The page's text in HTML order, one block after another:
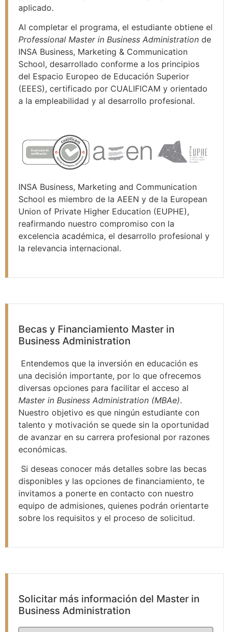
aplicado.
Al completar el programa, el estudiante obtiene el
Professional Master in Business Administration de
INSA Business, Marketing & Communication
School, desarrollado conforme a los principios
del Espacio Europeo de Educación Superior
(EEES), certificado por CUALIFICAM y orientado
a la empleabilidad y al desarrollo profesional.
INSA Business, Marketing and Communication
School es miembro de la AEEN y de la European
Union of Private Higher Education (EUPHE),
reafirmando nuestro compromiso con la
excelencia académica, el desarrollo profesional y
la relevancia internacional.
Becas y Financiamiento Master in
Business Administration
Entendemos que la inversión en educación es
una decisión importante, por lo que ofrecemos
diversas opciones para facilitar el acceso al
Master in Business Administration (MBAe).
Nuestro objetivo es que ningún estudiante con
talento y motivación se quede sin la oportunidad
de avanzar en su carrera profesional por razones
económicas.
Si deseas conocer más detalles sobre las becas
disponibles y las opciones de financiamiento, te
invitamos a ponerte en contacto con nuestro
equipo de admisiones, quienes podrán orientarte
sobre los requisitos y el proceso de solicitud.
Solicitar más información del Master in
Business Administration